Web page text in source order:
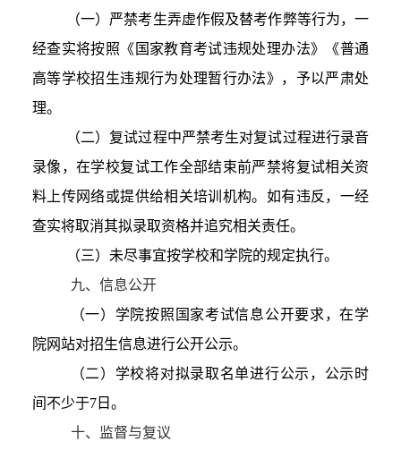
（一）严禁考生弄虚作假及替考作弊等行为，一
经查实将按照《国家教育考试违规处理办法》《普通
高等学校招生违规行为处理暂行办法》，予以严肃处
理。
（二）复试过程中严禁考生对复试过程进行录音
录像，在学校复试工作全部结束前严禁将复试相关资
料上传网络或提供给相关培训机构。如有违反，一经
查实将取消其拟录取资格并追究相关责任。
（三）未尽事宜按学校和学院的规定执行。
九、 信息公开
（一） 学院按照国家考试信息公开要求 ，在学
院网站对招生信息进行公开公示。
（二） 学校将对拟录取名单进行公示，公示时
间 不少于7日。
十、监督与复议